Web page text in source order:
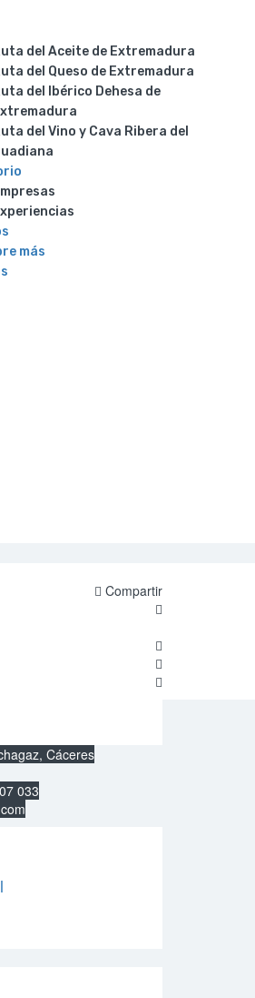
del Aceite de Extremadura
del Queso de Extremadura
del Ibérico Dehesa de
del Vino y Cava Ribera del
más
Compartir
Cáceres
033